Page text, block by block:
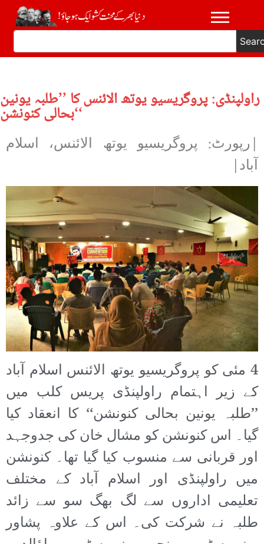
راولپنڈی: پروگریسیو یوتھ الائنس کا ’’طلبہ یونین
بحالی کنونشن‘‘
|رپورٹ: پروگریسیو یوتھ الائنس، اسلام
آباد|
4 مئی کو پروگریسیو یوتھ الائنس اسلام آباد
کے زیر اہتمام راولپنڈی پریس کلب میں
’’طلبہ یونین بحالی کنونشن‘‘ کا انعقاد کیا
گیا۔ اس کنونشن کو مشال خان کی جدوجہد
اور قربانی سے منسوب کیا گیا تھا۔ کنونشن
میں راولپنڈی اور اسلام آباد کے مختلف
تعلیمی اداروں سے لگ بھگ سو سے زائد
طلبہ نے شرکت کی۔ اس کے علاوہ پشاور